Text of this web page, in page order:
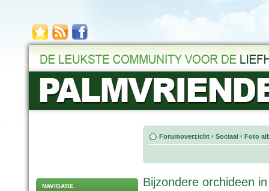
NAVIGATIE
Forumoverzicht ‹ Sociaal ‹ Foto
Bijzondere orchideen